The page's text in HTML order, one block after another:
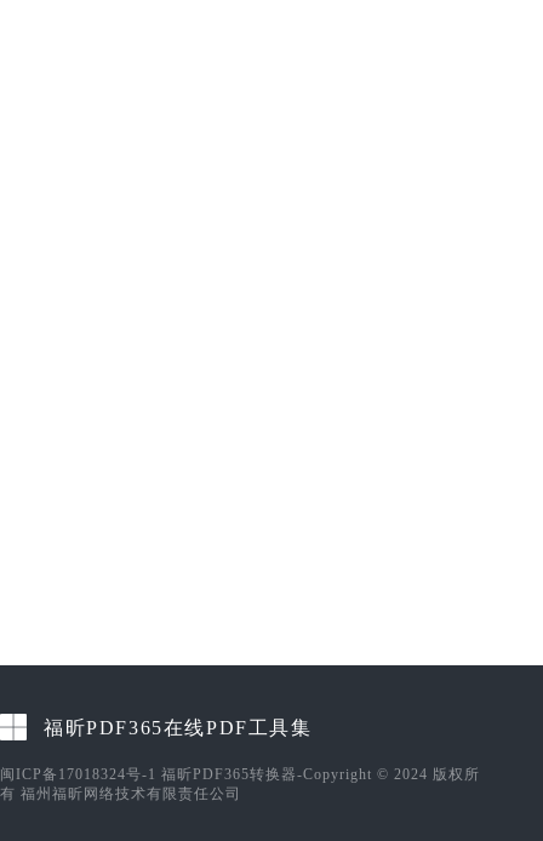
福昕PDF365在线PDF工具集
闽ICP备17018324号-1 福昕PDF365转换器-Copyright © 2024 版权所
有 福州福昕网络技术有限责任公司